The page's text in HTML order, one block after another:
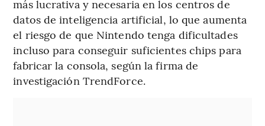
más lucrativa y necesaria en los centros de
datos de inteligencia artificial, lo que aumenta
el riesgo de que Nintendo tenga dificultades
incluso para conseguir suficientes chips para
fabricar la consola, según la firma de
investigación TrendForce.